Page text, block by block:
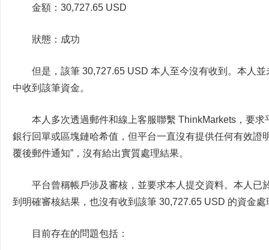
金額：30,727.65 USD
狀態：成功
但是，該筆 30,727.65 USD 本人至今沒有收到。本人
中收到該筆資金。
本人多次透過郵件和線上客服聯繫 ThinkMarkets，要
銀行回單或區塊鏈哈希值，但平台一直沒有提供任何有效證
覆後郵件通知”，沒有給出實質處理結果。
平台曾稱帳戶涉及審核，並要求本人提交資料。本人
到明確審核結果，也沒有收到該筆 30,727.65 USD 的資金處
目前存在的問題包括：